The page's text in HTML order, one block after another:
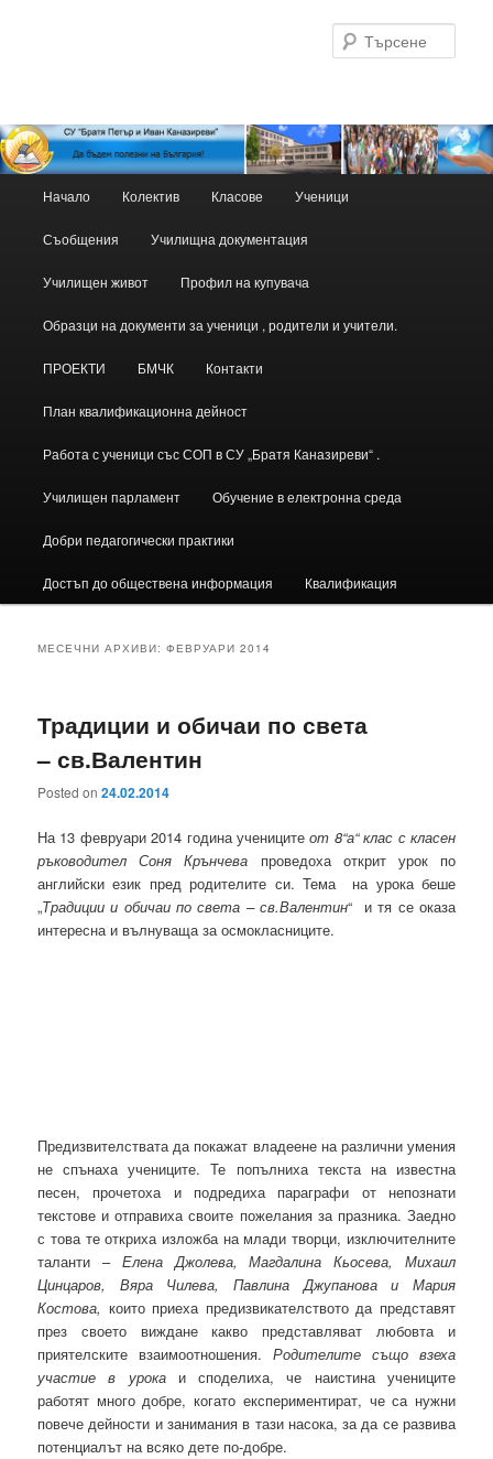
Към
основното
съдържание
Към
вторичното
съдържание
Начало Колектив Класове Ученици
Съобщения Училищна документация
Училищен живот Профил на купувача
Образци на документи за ученици , родители и учители.
ПРОЕКТИ БМЧК Контакти
План квалификационна дейност
Работа с ученици със СОП в СУ „Братя Каназиреви“ .
Училищен парламент Обучение в електронна среда
Добри педагогически практики
Достъп до обществена информация Квалификация
МЕСЕЧНИ АРХИВИ:ФЕВРУАРИ 2014
Традиции и обичаи по света
– св.Валентин
Posted on24.02.2014
На 13 февруари 2014 година ученицитеот 8“а“ клас с класен
ръководител Соня Крънчева проведоха открит урок по
английски език пред родителите си. Тема на урока беше
„Традиции и обичаи по света – св.Валентин“ и тя се оказа
интересна и вълнуваща за осмокласниците.
Предизвителствата да покажат владеене на различни умения
не спънаха учениците. Те попълниха текста на известна
песен, прочетоха и подредиха параграфи от непознати
текстове и отправиха своите пожелания за празника. Заедно
с това те откриха изложба на млади творци, изключителните
таланти – Елена Джолева, Магдалина Кьосева, Михаил
Цинцаров, Вяра Чилева, Павлина Джупанова и Мария
Костова, които приеха предизвикателството да представят
през своето виждане какво представляват любовта и
приятелските взаимоотношения. Родителите също взеха
участие в урокаи споделиха, че наистина учениците
работят много добре, когато експериментират, че са нужни
повече дейности и занимания в тази насока, за да се развива
потенциалът на всяко дете по-добре.